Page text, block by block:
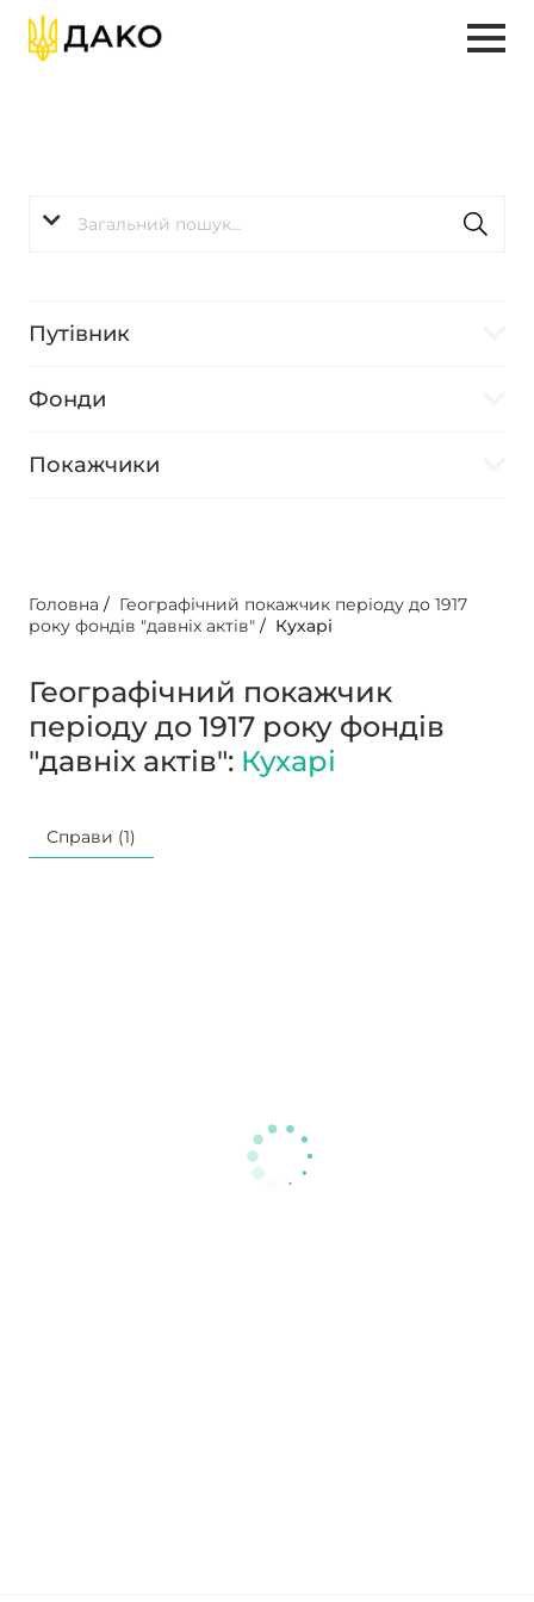
Путівник
Фонди
Покажчики
Головна / Географічний покажчик періоду до 1917
року фондів "давніх актів" / Кухарі
Географічний покажчик
періоду до 1917 року фондів
"давніх актів": Кухарі
Справи (1)